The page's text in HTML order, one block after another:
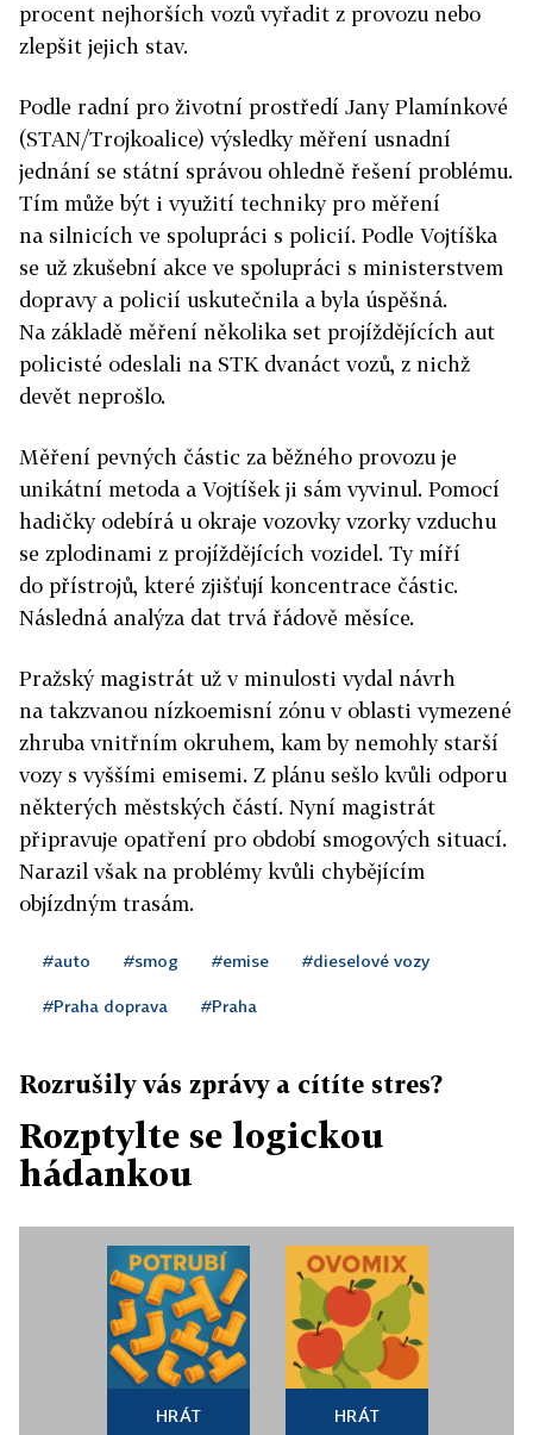
procent nejhorších vozů vyřadit z provozu nebo
zlepšit jejich stav.
Podle radní pro životní prostředí Jany Plamínkové
(STAN/Trojkoalice) výsledky měření usnadní
jednání se státní správou ohledně řešení problému.
Tím může být i využití techniky pro měření
na silnicích ve spolupráci s policií. Podle Vojtíška
se už zkušební akce ve spolupráci s ministerstvem
dopravy a policií uskutečnila a byla úspěšná.
Na základě měření několika set projíždějících aut
policisté odeslali na STK dvanáct vozů, z nichž
devět neprošlo.
Měření pevných částic za běžného provozu je
unikátní metoda a Vojtíšek ji sám vyvinul. Pomocí
hadičky odebírá u okraje vozovky vzorky vzduchu
se zplodinami z projíždějících vozidel. Ty míří
do přístrojů, které zjišťují koncentrace částic.
Následná analýza dat trvá řádově měsíce.
Pražský magistrát už v minulosti vydal návrh
na takzvanou nízkoemisní zónu v oblasti vymezené
zhruba vnitřním okruhem, kam by nemohly starší
vozy s vyššími emisemi. Z plánu sešlo kvůli odporu
některých městských částí. Nyní magistrát
připravuje opatření pro období smogových situací.
Narazil však na problémy kvůli chybějícím
objízdným trasám.
#auto #smog #emise #dieselové vozy
#Praha doprava #Praha
Rozrušily vás zprávy a cítíte stres?
Rozptylte se logickou
hádankou
HRÁT HRÁT